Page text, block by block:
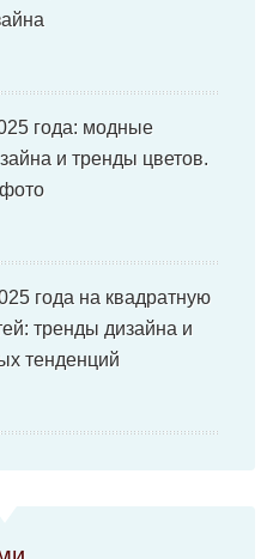
года: модные
и тренды цветов.
года на квадратную
тренды дизайна и
тенденций